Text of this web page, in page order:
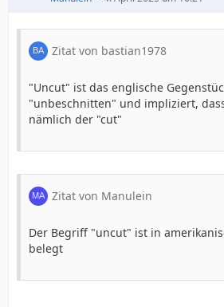
Zitat von bastian1978
"Uncut" ist das englische
"unbeschnitten" und impliziert,
nämlich der "cut"
Zitat von Manulein
Der Begriff "uncut" ist in
belegt